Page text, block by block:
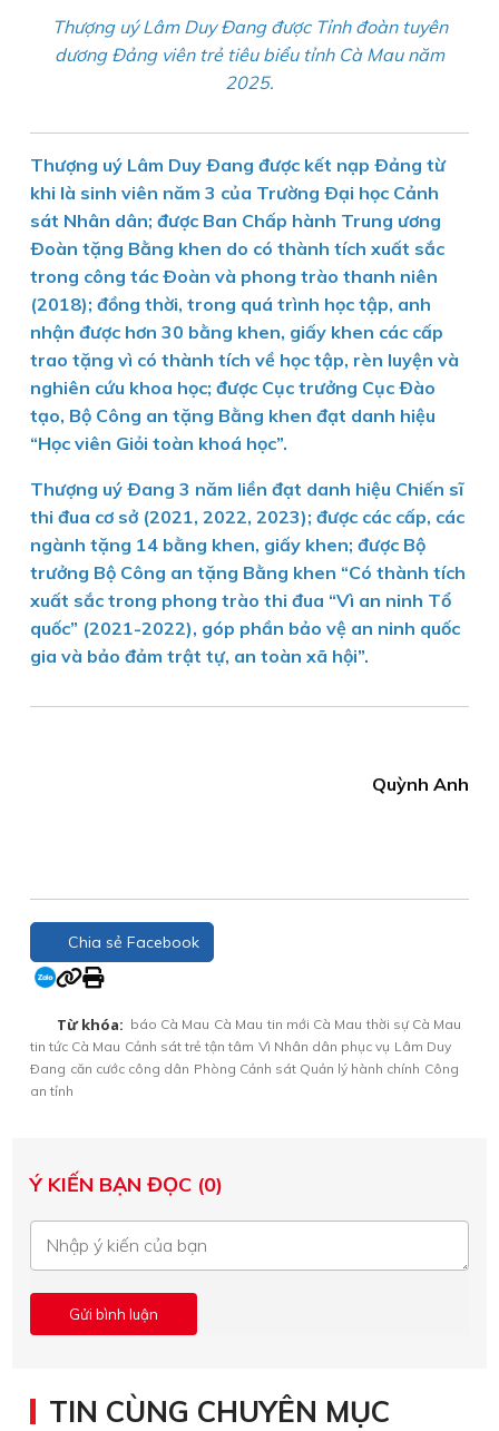
Thượng uý Lâm Duy Đang được Tỉnh đoàn tuyên
dương Đảng viên trẻ tiêu biểu tỉnh Cà Mau năm
2025.
Thượng uý Lâm Duy Ðang được kết nạp Ðảng từ
khi là sinh viên năm 3 của Trường Ðại học Cảnh
sát Nhân dân; được Ban Chấp hành Trung ương
Ðoàn tặng Bằng khen do có thành tích xuất sắc
trong công tác Ðoàn và phong trào thanh niên
(2018); đồng thời, trong quá trình học tập, anh
nhận được hơn 30 bằng khen, giấy khen các cấp
trao tặng vì có thành tích về học tập, rèn luyện và
nghiên cứu khoa học; được Cục trưởng Cục Ðào
tạo, Bộ Công an tặng Bằng khen đạt danh hiệu
“Học viên Giỏi toàn khoá học”.
Thượng uý Ðang 3 năm liền đạt danh hiệu Chiến sĩ
thi đua cơ sở (2021, 2022, 2023); được các cấp, các
ngành tặng 14 bằng khen, giấy khen; được Bộ
trưởng Bộ Công an tặng Bằng khen “Có thành tích
xuất sắc trong phong trào thi đua “Vì an ninh Tổ
quốc” (2021-2022), góp phần bảo vệ an ninh quốc
gia và bảo đảm trật tự, an toàn xã hội”.
Quỳnh Anh
Chia sẻ Facebook
Từ khóa: báo Cà Mau Cà Mau tin mới Cà Mau thời sự Cà Mau
tin tức Cà Mau Cảnh sát trẻ tận tâm Vì Nhân dân phục vụ Lâm Duy
Ðang căn cước công dân Phòng Cảnh sát Quản lý hành chính Công
an tỉnh
Ý KIẾN BẠN ĐỌC (0)
TIN CÙNG CHUYÊN MỤC